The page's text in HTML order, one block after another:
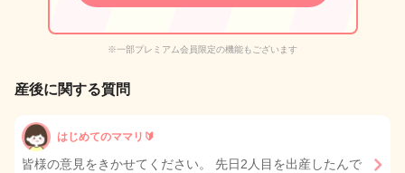
※一部プレミアム会員限定の機能もございます
産後に関する質問
はじめてのママリ🔰
皆様の意見をきかせてください。 先日2人目を出産したんで